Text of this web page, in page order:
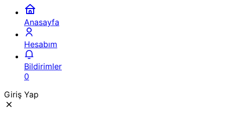
Anasayfa
Hesabım
Bildirimler
0
Giriş Yap